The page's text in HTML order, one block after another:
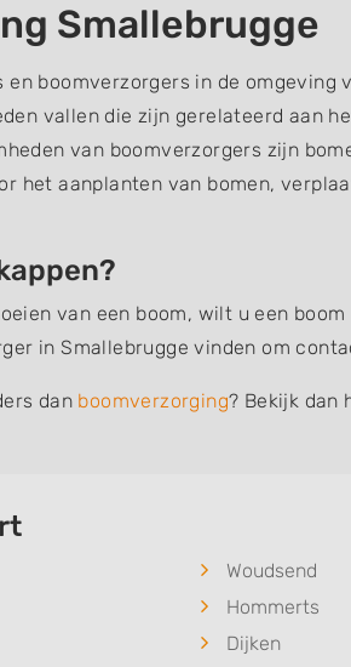
Smallebrugge
en boomverzorgers in de
vallen die zijn gerelateerd aan
van boomverzorgers zijn
het aanplanten van bomen,
van een boom, wilt u een
in Smallebrugge vinden om
dan boomverzorging? Bekijk dan
Woudsend
Hommerts
Dijken